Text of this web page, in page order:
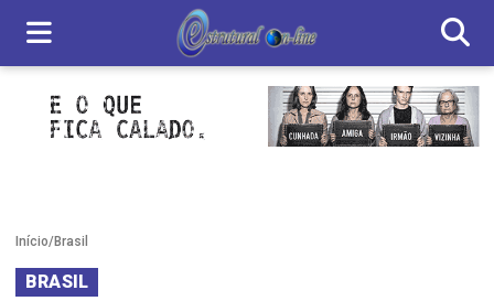
Início/Brasil
BRASIL